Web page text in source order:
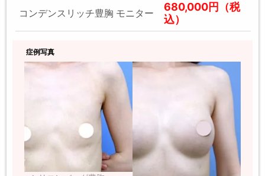
コンデンスリッチ豊胸 モニター
680,000円（税
込）
症例写真